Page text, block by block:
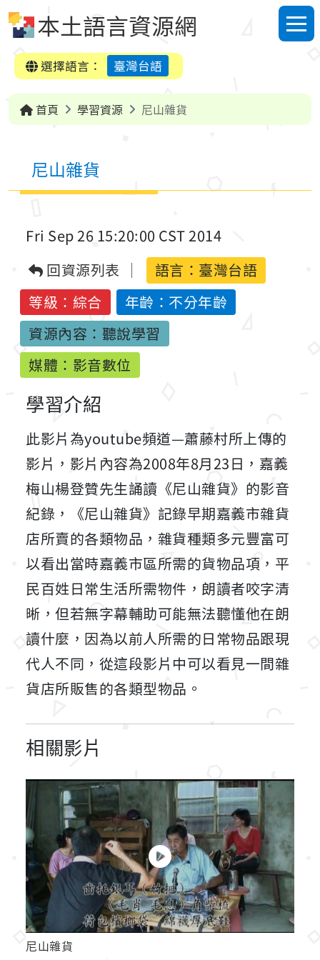
本土語言資源網
選單
選擇語言：
臺灣台語
首頁 學習資源 尼山雜貨
尼山雜貨
Fri Sep 26 15:20:00 CST 2014
回資源列表
語言： 臺灣台語
等級：綜合
年齡：不分年齡
資源內容：聽說學習
媒體：影音數位
學習介紹
此影片為youtube頻道—蕭藤村所上傳的
影片，影片內容為2008年8月23日，嘉義
梅山楊登贊先生誦讀《尼山雜貨》的影音
紀錄，《尼山雜貨》記錄早期嘉義市雜貨
店所賣的各類物品，雜貨種類多元豐富可
以看出當時嘉義市區所需的貨物品項，平
民百姓日常生活所需物件，朗讀者咬字清
晰，但若無字幕輔助可能無法聽懂他在朗
讀什麼，因為以前人所需的日常物品跟現
代人不同，從這段影片中可以看見一間雜
貨店所販售的各類型物品。
相關影片
尼山雜貨